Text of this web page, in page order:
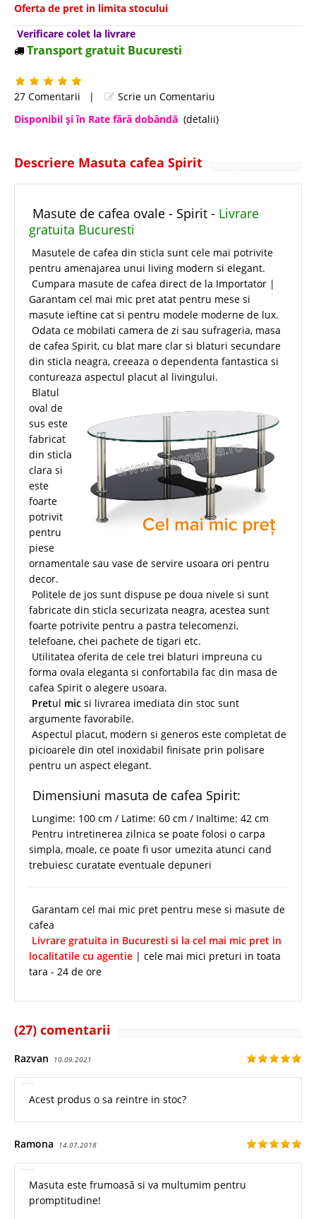
Oferta de pret in limita stocului
Verificare colet la livrare
Transport gratuit Bucuresti
27 Comentarii |
Scrie un Comentariu
Disponibil şi în Rate fără dobândă (detalii)
Descriere Masuta cafea Spirit
Masute de cafea ovale - Spirit - Livrare
gratuita Bucuresti
Masutele de cafea din sticla sunt cele mai potrivite
pentru amenajarea unui living modern si elegant.
Cumpara masute de cafea direct de la Importator |
Garantam cel mai mic pret atat pentru mese si
masute ieftine cat si pentru modele moderne de lux.
Odata ce mobilati camera de zi sau sufrageria, masa
de cafea Spirit, cu blat mare clar si blaturi secundare
din sticla neagra, creeaza o dependenta fantastica si
contureaza aspectul placut al livingului.
Blatul
oval de
sus este
fabricat
din sticla
clara si
este
foarte
potrivit
pentru
piese
ornamentale sau vase de servire usoara ori pentru
decor.
Politele de jos sunt dispuse pe doua nivele si sunt
fabricate din sticla securizata neagra, acestea sunt
foarte potrivite pentru a pastra telecomenzi,
telefoane, chei pachete de tigari etc.
Utilitatea oferita de cele trei blaturi impreuna cu
forma ovala eleganta si confortabila fac din masa de
cafea Spirit o alegere usoara.
Pretul mic si livrarea imediata din stoc sunt
argumente favorabile.
Aspectul placut, modern si generos este completat de
picioarele din otel inoxidabil finisate prin polisare
pentru un aspect elegant.
Dimensiuni masuta de cafea Spirit:
Lungime: 100 cm / Latime: 60 cm / Inaltime: 42 cm
Pentru intretinerea zilnica se poate folosi o carpa
simpla, moale, ce poate fi usor umezita atunci cand
trebuiesc curatate eventuale depuneri
Garantam cel mai mic pret pentru mese si masute de
cafea
Livrare gratuita in Bucuresti si la cel mai mic pret in
localitatile cu agentie | cele mai mici preturi in toata
tara - 24 de ore
(27) comentarii
Razvan 10.09.2021
Acest produs o sa reintre in stoc?
Ramona 14.07.2018
Masuta este frumoasă si va multumim pentru
promptitudine!